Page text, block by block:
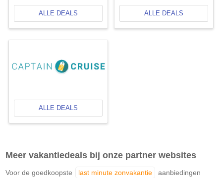
ALLE DEALS ALLE DEALS
ALLE DEALS
Meer vakantiedeals bij onze partner websites
Voor de goedkoopste last minute zonvakantie
aanbiedingen